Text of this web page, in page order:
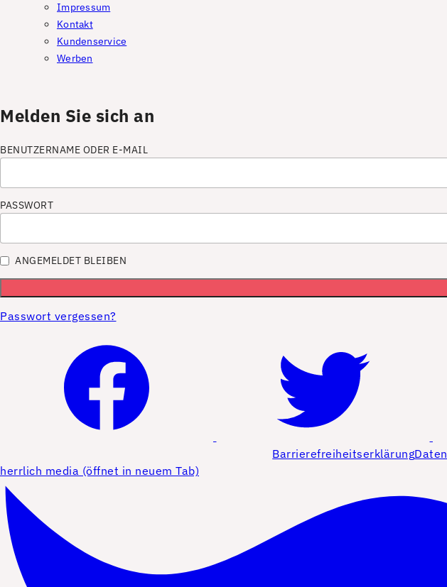
Impressum
Kontakt
Kundenservice
Werben
Melden Sie sich an
BENUTZERNAME ODER E-MAIL
PASSWORT
ANGEMELDET BLEIBEN
Passwort vergessen?
Barrierefreiheitserklärung
herrlich media (öffnet in neuem Tab)